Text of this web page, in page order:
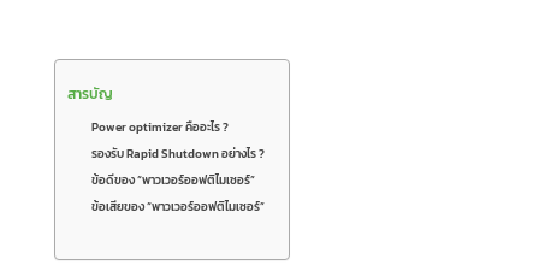
สารบัญ
Power optimizer คืออะไร ?
รองรับ Rapid Shutdown อย่างไร ?
ข้อดีของ “พาวเวอร์ออฟติไมเซอร์”
ข้อเสียของ “พาวเวอร์ออฟติไมเซอร์”